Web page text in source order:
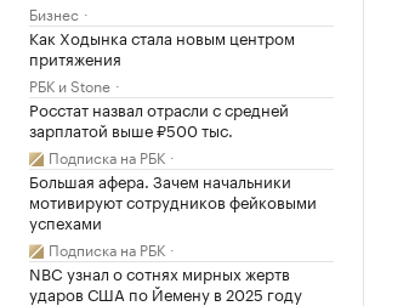
Бизнес
Как Ходынка стала новым центром
притяжения
РБК и Stone
Росстат назвал отрасли с средней
зарплатой выше ₽500 тыс.
Подписка на РБК
Большая афера. Зачем начальники
мотивируют сотрудников фейковыми
успехами
Подписка на РБК
NBC узнал о сотнях мирных жертв
ударов США по Йемену в 2025 году